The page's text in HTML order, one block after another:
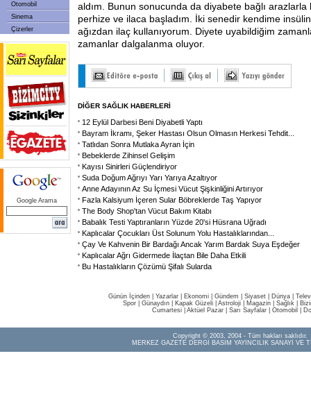
Otomobil
Sinema
Çizerler
Google Arama
aldım. Bunun sonucunda da diyabete bağlı arazlarla
perhize ve ilaca başladım. İki senedir kendime
ağızdan ilaç kullanıyorum. Diyete uyabildiğim
zamanlar dalgalanma oluyor.
DİĞER SAĞLIK HABERLERİ
12 Eylül Darbesi Beni Diyabetli Yaptı
Bayram İkramı, Şeker Hastası Olsun Olmasın Herkesi Tehdit
Tatlıdan Sonra Mutlaka Ayran İçin
Bebeklerde Zihinsel Gelişim
Kayısı Sinirleri Güçlendiriyor
Suda Doğum Ağrıyı Yarı Yarıya Azaltıyor
Anne Adayının Az Su İçmesi Vücut Şişkinliğini Artırıyor
Fazla Kalsiyum İçeren Sular Böbreklerde Taş Yapıyor
The Body Shop'tan Vücut Bakım Kitabı
Babalık Testi Yaptıranların Yüzde 20'si Hüsrana Uğradı
Kaplıcalar Çocukları Üst Solunum Yolu Hastalıklarından
Çay Ve Kahvenin Bir Bardağı Ancak Yarım Bardak Suya Eşdeğer
Kaplıcalar Ağrı Gidermede İlaçtan Bile Daha Etkili
Bu Hastalıkların Çözümü Şifalı Sularda
Günün İçinden Yazarlar Ekonomi Gündem Siyaset Dünya |
Spor
Günaydın Kapak Güzeli Astroloji Magazin Sağlık
Cumartesi| Aktüel Pazar| Sarı Sayfalar| Otomobil
Copyright © 2003, 2004 - Tüm hakları saklıdır.
MERKEZ GAZETE DERGİ BASIM YAYINCILIK SANAYİ VE